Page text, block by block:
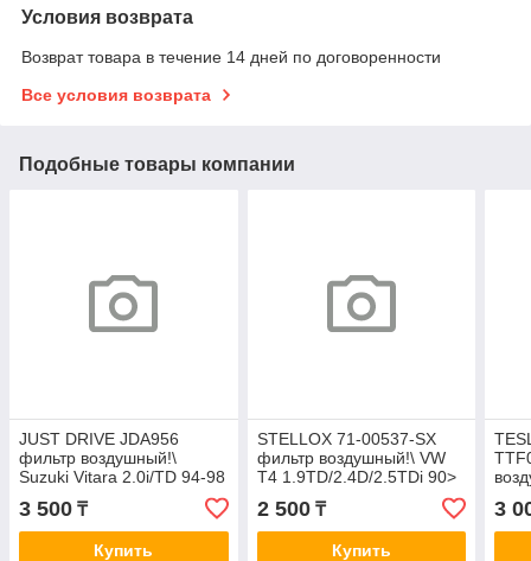
Условия возврата
Возврат товара в течение 14 дней по договоренности
Все условия возврата
Подобные товары компании
JUST DRIVE JDA956
фильтр воздушный!\
Suzuki Vitara 2.0i/TD 94-98
/ Grand Vitara 1.6-2.5 98>
A956J
3 500 ₸
Купить
STELLOX 71-00537-SX
фильтр воздушный!\ VW
T4 1.9TD/2.4D/2.5TDi 90>
2 500₸
Купить
96>
3